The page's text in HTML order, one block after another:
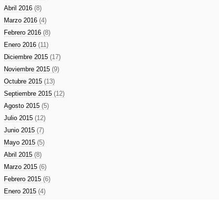
Abril 2016 (8)
Marzo 2016 (4)
Febrero 2016 (8)
Enero 2016 (11)
Diciembre 2015 (17)
Noviembre 2015 (9)
Octubre 2015 (13)
Septiembre 2015 (12)
Agosto 2015 (5)
Julio 2015 (12)
Junio 2015 (7)
Mayo 2015 (5)
Abril 2015 (8)
Marzo 2015 (6)
Febrero 2015 (6)
Enero 2015 (4)